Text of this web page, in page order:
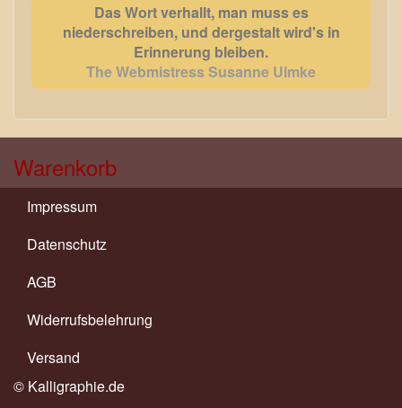
Das Wort verhallt, man muss es
niederschreiben, und dergestalt wird's in
Erinnerung bleiben.
The Webmistress Susanne Ulmke
Warenkorb
Impressum
Datenschutz
AGB
Widerrufsbelehrung
Versand
© Kalligraphie.de